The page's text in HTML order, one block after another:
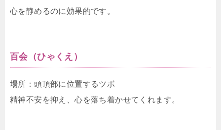
心を静めるのに効果的です。
百会（ひゃくえ）
場所：頭頂部に位置するツボ
精神不安を抑え、心を落ち着かせてくれます。